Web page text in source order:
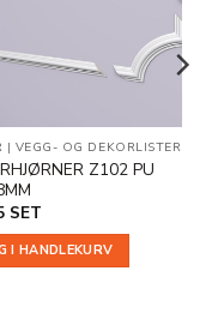
| VEGG- OG DEKORLISTER
Z102 PU
SET
I HANDLEKURV